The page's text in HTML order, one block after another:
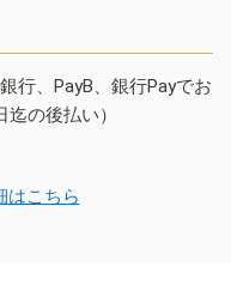
行、PayB、銀行Payでお
の後払い）
はこちら